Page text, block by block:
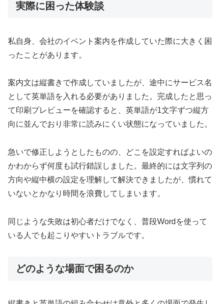
実際に困った体験談
私自身、会社のイベント案内を作成していた際に大きく困
ったことがあります。
案内文は縦書きで作成していましたが、途中にサービス名
として英単語を入れる必要がありました。完成したと思っ
て印刷プレビューを確認すると、英単語が1文字ずつ縦方
向に並んでおり非常に読みにくい状態になっていました。
急いで修正しようとしたものの、どこを設定すればよいの
かわからず何度も試行錯誤しました。最終的には文字列の
方向や縦中横の設定を理解して解決できましたが、慣れて
いないとかなり時間を浪費してしまいます。
同じような失敗は初心者だけでなく、普段Wordを使って
いる人でも起こりやすいトラブルです。
どのような場面で困るのか